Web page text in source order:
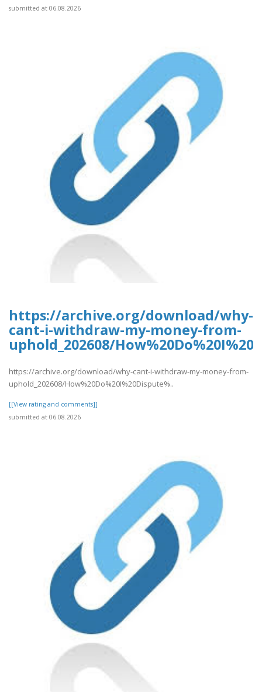
submitted at 06.08.2026
https://archive.org/download/why-
cant-i-withdraw-my-money-from-
uphold_202608/
https://archive.org/download/why-cant-i-withdraw-my-money-from-
uphold_202608/How%20Do%20I%20Dispute%..
[[View rating and comments]]
submitted at 06.08.2026